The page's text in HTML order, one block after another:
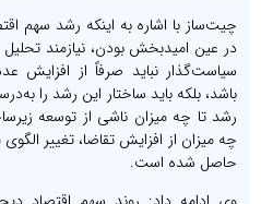
چیت‌ساز با اشاره به اینکه رشد سهم
در عین امیدبخش بودن، نیازمند
سیاست‌گذار نباید صرفاً از افزایش
باشد، بلکه باید ساختار این رشد را
رشد تا چه میزان ناشی از توسعه
چه میزان از افزایش تقاضا، تغییر
حاصل شده است.